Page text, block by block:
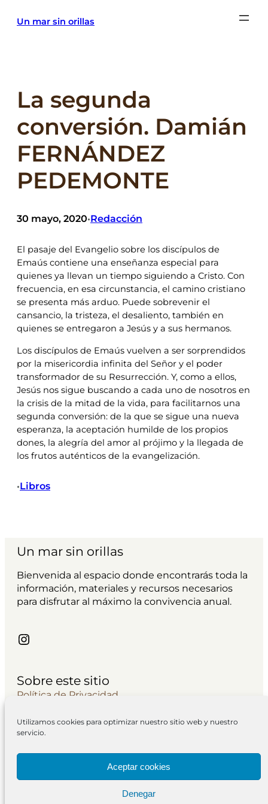
Utilizamos cookies para optimizar nuestro sitio web y nuestro
servicio.
Aceptar cookies
Denegar
Un mar sin orillas
La segunda
conversión. Damián
FERNÁNDEZ
PEDEMONTE
30 mayo, 2020•Redacción
El pasaje del Evangelio sobre los discípulos de
Emaús contiene una enseñanza especial para
quienes ya llevan un tiempo siguiendo a Cristo. Con
frecuencia, en esa circunstancia, el camino cristiano
se presenta más arduo. Puede sobrevenir el
cansancio, la tristeza, el desaliento, también en
quienes se entregaron a Jesús y a sus hermanos.
Los discípulos de Emaús vuelven a ser sorprendidos
por la misericordia infinita del Señor y el poder
transformador de su Resurrección. Y, como a ellos,
Jesús nos sigue buscando a cada uno de nosotros en
la crisis de la mitad de la vida, para facilitarnos una
segunda conversión: de la que se sigue una nueva
esperanza, la aceptación humilde de los propios
dones, la alegría del amor al prójimo y la llegada de
los frutos auténticos de la evangelización.
•Libros
Un mar sin orillas
Bienvenida al espacio donde encontrarás toda la
información, materiales y recursos necesarios
para disfrutar al máximo la convivencia anual.
Instagram
Sobre este sitio
Política de Privacidad
Contacto
Cuestionario
Newsletter